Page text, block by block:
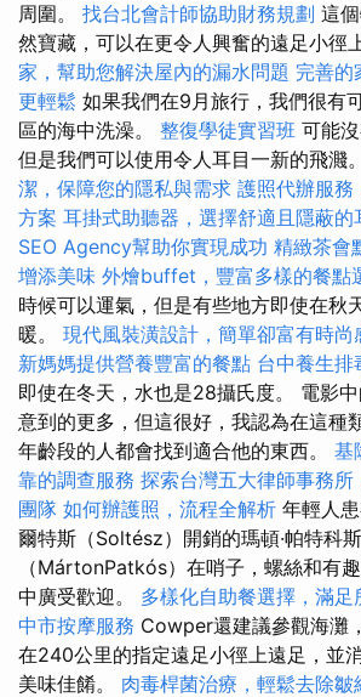
周圍。 找台北會計師協助財務規劃 這
然寶藏，可以在更令人興奮的遠足小徑
家，幫助您解決屋內的漏水問題 完善的
更輕鬆 如果我們在9月旅行，我們很有
區的海中洗澡。 整復學徒實習班 可能
但是我們可以使用令人耳目一新的飛濺。
潔，保障您的隱私與需求 護照代辦服務
方案 耳掛式助聽器，選擇舒適且隱蔽的
SEO Agency幫助你實現成功 精緻茶會
增添美味 外燴buffet，豐富多樣的餐點
時候可以運氣，但是有些地方即使在秋
暖。 現代風裝潢設計，簡單卻富有時尚
新媽媽提供營養豐富的餐點 台中養生排
即使在冬天，水也是28攝氏度。 電影
意到的更多，但這很好，我認為在這種
年齡段的人都會找到適合他的東西。 基
靠的調查服務 探索台灣五大律師事務所
團隊 如何辦護照，流程全解析 年輕人
爾特斯（Soltész）開銷的瑪頓·帕特科斯
（MártonPatkós）在哨子，螺絲和有
中廣受歡迎。 多樣化自助餐選擇，滿
中市按摩服務 Cowper還建議參觀海灘
在240公里的指定遠足小徑上遠足，並
美味佳餚。 肉毒桿菌治療，輕鬆去除皺